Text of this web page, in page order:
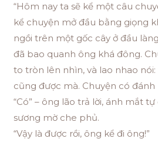
“Hôm nay ta sẽ kể một câu
kể chuyện mở đầu bằng giọng
ngồi trên một gốc cây ở đầu
đã bao quanh ông khá đông.
to tròn lên nhìn, và lao nhao nói:
cũng được mà. Chuyện có đánh
“Có” – ông lão trả lời, ánh mắt
sương mờ che phủ.
“Vậy là được rồi, ông kể đi ông!”